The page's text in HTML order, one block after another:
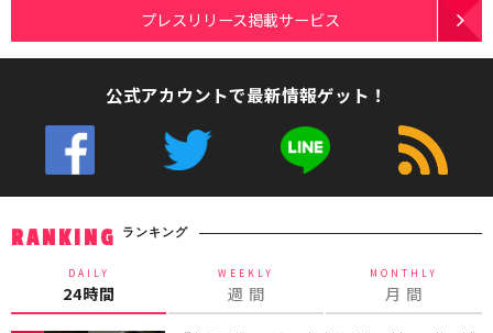
プレスリリース掲載サービス
公式アカウントで最新情報ゲット！
RANKING ランキング
DAILY
24時間
WEEKLY
週 間
MONTHLY
月 間